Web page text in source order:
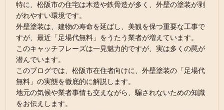
特に、松阪市の住宅は木造や鉄骨造が多く、外壁の塗装が剥
がれやすい環境です。
外壁塗装は、建物の寿命を延ばし、美観を保つ重要な工事で
すが、最近「足場代無料」をうたう業者が増えています。
このキャッチフレーズは一見魅力的ですが、実は多くの罠が
潜んでいます。
このブログでは、松阪市在住者向けに、外壁塗装の「足場代
無料」の実態を徹底的に解説します。
地元の気候や業者事情も交えながら、騙されないための知識
をお伝えします。